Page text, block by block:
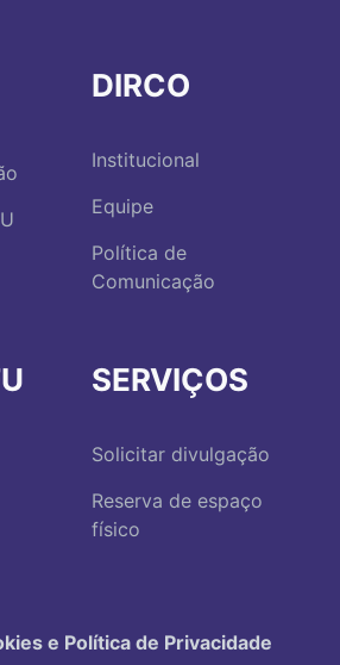
DIRCO
Institucional
Equipe
Política de
Comunicação
SERVIÇOS
Solicitar divulgação
Reserva de espaço
físico
e Política de Privacidade